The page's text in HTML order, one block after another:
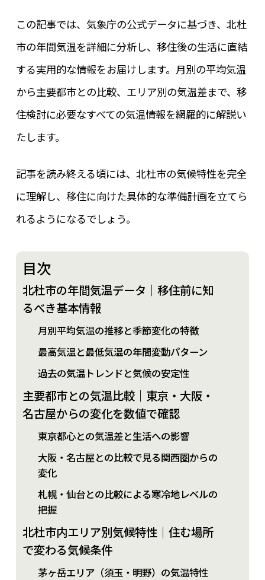
この記事では、気象庁の公式データに基づき、北杜
市の年間気温を詳細に分析し、移住後の生活に直結
する実用的な情報をお届けします。月別の平均気温
から主要都市との比較、エリア別の気温差まで、移
住検討に必要なすべての気温情報を網羅的に解説い
たします。
記事を読み終える頃には、北杜市の気候特性を完全
に理解し、移住に向けた具体的な準備計画を立てら
れるようになるでしょう。
目次
北杜市の年間気温データ｜移住前に知
るべき基本情報
月別平均気温の推移と季節変化の特徴
最高気温と最低気温の年間変動パターン
過去の気温トレンドと気候の安定性
主要都市との気温比較｜東京・大阪・
名古屋からの変化を数値で確認
東京都心との気温差と生活への影響
大阪・名古屋との比較で見る関西圏からの
変化
札幌・仙台との比較による寒冷地レベルの
把握
北杜市内エリア別気候特性｜住む場所
で変わる気候条件
茅ヶ岳エリア（須玉・明野）の気温特性